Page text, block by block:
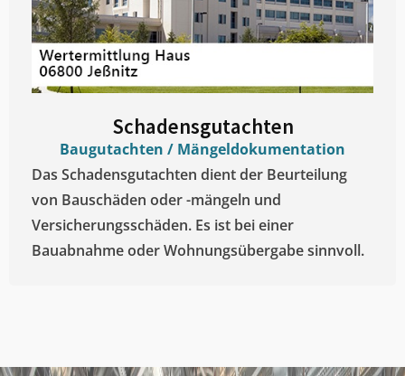
Schadensgutachten
Baugutachten / Mängeldokumentation
Das Schadensgutachten dient der Beurteilung
von Bauschäden oder -mängeln und
Versicherungsschäden. Es ist bei einer
Bauabnahme oder Wohnungsübergabe sinnvoll.